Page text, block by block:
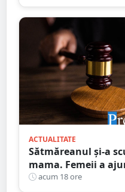
ACTUALITATE
Sătmăreanul și-a
mama. Femeii a
propriul fiu. Ce au
acum 18 ore